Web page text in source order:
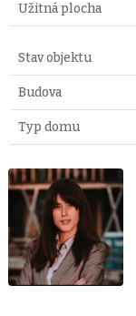
Užitná plocha
Stav objektu
Budova
Typ domu